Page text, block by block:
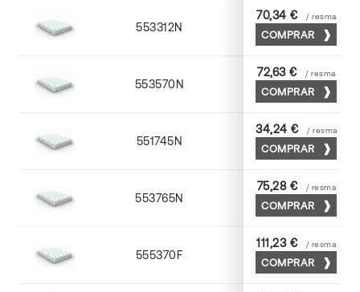
553312N 72 x 102
70,34 € / resma
COMPRAR
553570N 70 x 100
72,63 € / resma
COMPRAR
551745N 45 x 64
34,24 € / resma
COMPRAR
553765N 65 x 90
75,28 € / resma
COMPRAR
555370F 70 x 100
111,23 € / resma
COMPRAR